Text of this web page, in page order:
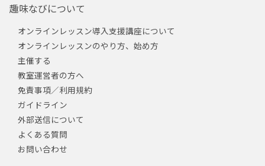
趣味なびについて
オンラインレッスン導入支援講座について
オンラインレッスンのやり方、始め方
主催する
教室運営者の方へ
免責事項／利用規約
ガイドライン
外部送信について
よくある質問
お問い合わせ